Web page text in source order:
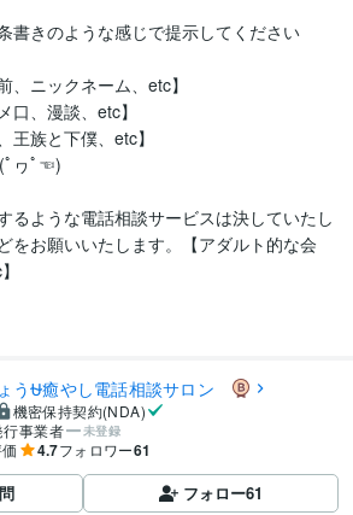
書きのような感じで提示してください
、ニックネーム、etc】
、漫談、etc】
、王族と下僕、etc】
るような電話相談サービスは決していたし
をお願いいたします。【アダルト的な会
】
う⛎癒やし電話相談サロン
機密保持契約(NDA)
行事業者
未登録
4.7フォロワー61
フォロー61